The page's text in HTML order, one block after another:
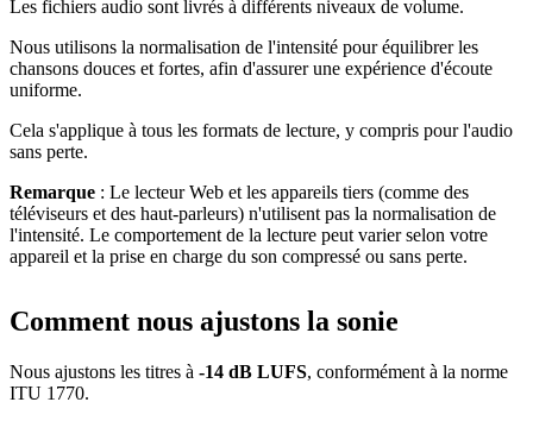
Les fichiers audio sont livrés à différents niveaux de volume.
Nous utilisons la normalisation de l'intensité pour équilibrer les
chansons douces et fortes, afin d'assurer une expérience d'écoute
uniforme.
Cela s'applique à tous les formats de lecture, y compris pour l'audio
sans perte.
Remarque : Le lecteur Web et les appareils tiers (comme des
téléviseurs et des haut-parleurs) n'utilisent pas la normalisation de
l'intensité. Le comportement de la lecture peut varier selon votre
appareil et la prise en charge du son compressé ou sans perte.
Comment nous ajustons la sonie
Nous ajustons les titres à -14 dB LUFS, conformément à la norme
ITU 1770.